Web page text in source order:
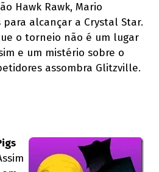
Hawk Rawk, Mario
alcançar a Crystal Star.
o torneio não é um lugar
e um mistério sobre o
assombra Glitzville.